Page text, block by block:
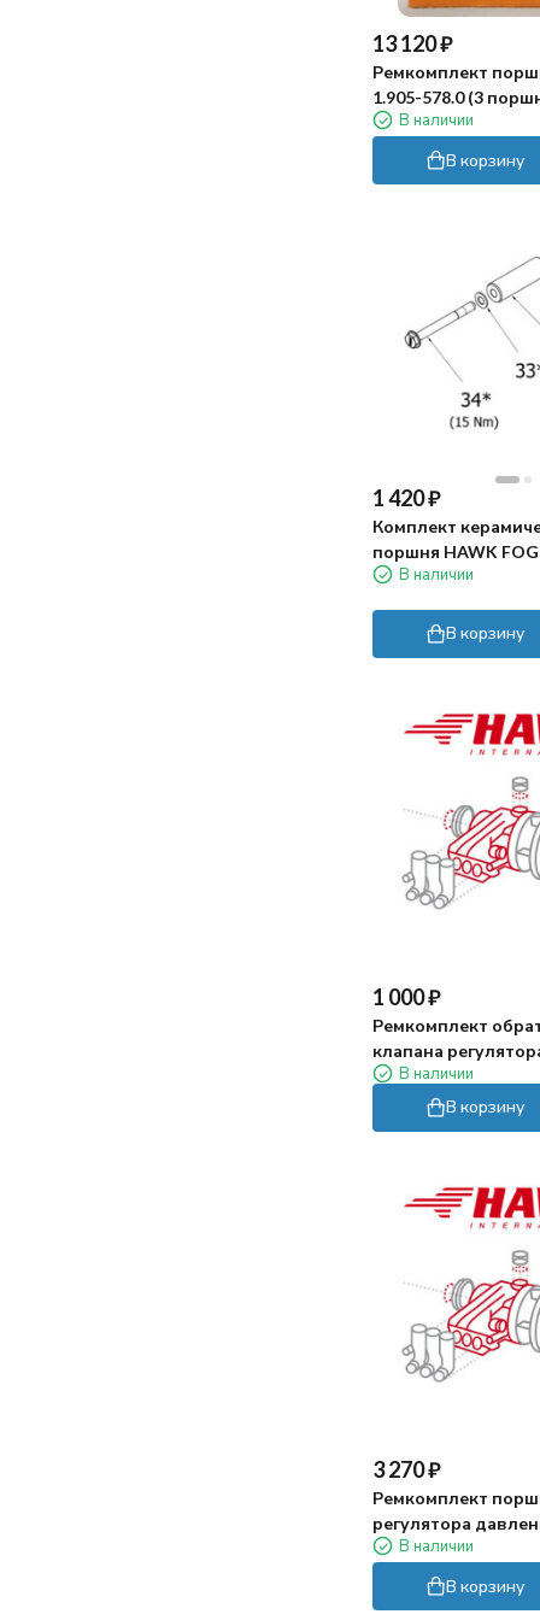
13 120₽
Ремкомплект
1.905-578.0 (3
В наличии
В корзину
1 420₽
Комплект
поршня HAWK
В наличии
В корзину
1 000₽
Ремкомплект
клапана
HAWK VBA35
В наличии
В корзину
3 270₽
Ремкомплект
регулятора
В наличии
В корзину